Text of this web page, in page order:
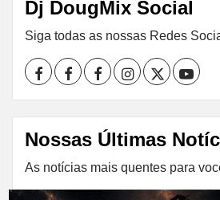
Dj DougMix Social
Siga todas as nossas Redes
Facebook
Perfil
I
Perfil
II
Instagram
Twitter
Nossas Últimas
As notícias mais quentes para